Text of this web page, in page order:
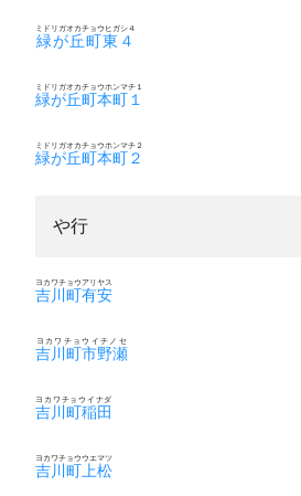
緑が丘町東４
ミドリガオカチョウヒガシ４
緑が丘町本町１
ミドリガオカチョウホンマチ１
緑が丘町本町２
ミドリガオカチョウホンマチ２
や行
吉川町有安
ヨカワチョウアリヤス
吉川町市野瀬
ヨカワチョウイチノセ
吉川町稲田
ヨカワチョウイナダ
吉川町上松
ヨカワチョウウエマツ